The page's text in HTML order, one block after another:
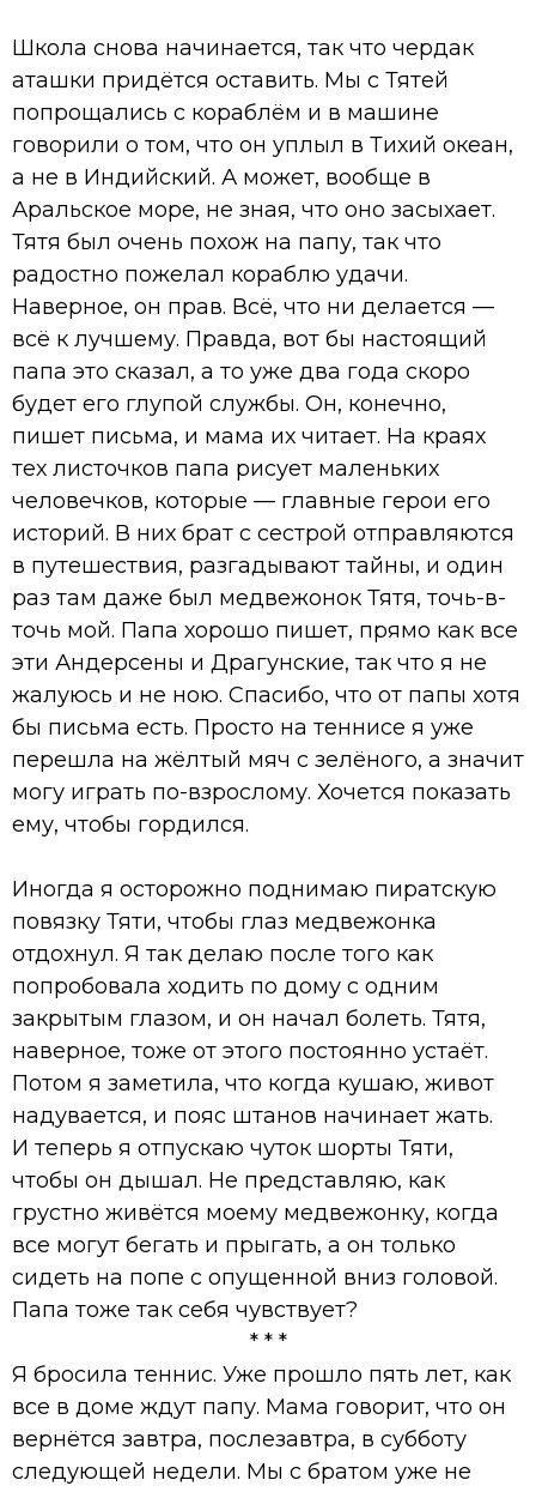
Школа снова начинается, так что чердак
аташки придётся оставить. Мы с Тятей
попрощались с кораблём и в машине
говорили о том, что он уплыл в Тихий океан,
а не в Индийский. А может, вообще в
Аральское море, не зная, что оно засыхает.
Тятя был очень похож на папу, так что
радостно пожелал кораблю удачи.
Наверное, он прав. Всё, что ни делается —
всё к лучшему. Правда, вот бы настоящий
папа это сказал, а то уже два года скоро
будет его глупой службы. Он, конечно,
пишет письма, и мама их читает. На краях
тех листочков папа рисует маленьких
человечков, которые — главные герои его
историй. В них брат с сестрой отправляются
в путешествия, разгадывают тайны, и один
раз там даже был медвежонок Тятя, точь-в-
точь мой. Папа хорошо пишет, прямо как все
эти Андерсены и Драгунские, так что я не
жалуюсь и не ною. Спасибо, что от папы хотя
бы письма есть. Просто на теннисе я уже
перешла на жёлтый мяч с зелёного, а значит
могу играть по-взрослому. Хочется показать
ему, чтобы гордился.
Иногда я осторожно поднимаю пиратскую
повязку Тяти, чтобы глаз медвежонка
отдохнул. Я так делаю после того как
попробовала ходить по дому с одним
закрытым глазом, и он начал болеть. Тятя,
наверное, тоже от этого постоянно устаёт.
Потом я заметила, что когда кушаю, живот
надувается, и пояс штанов начинает жать.
И теперь я отпускаю чуток шорты Тяти,
чтобы он дышал. Не представляю, как
грустно живётся моему медвежонку, когда
все могут бегать и прыгать, а он только
сидеть на попе с опущенной вниз головой.
Папа тоже так себя чувствует?
* * *
Я бросила теннис. Уже прошло пять лет, как
все в доме ждут папу. Мама говорит, что он
вернётся завтра, послезавтра, в субботу
следующей недели. Мы с братом уже не